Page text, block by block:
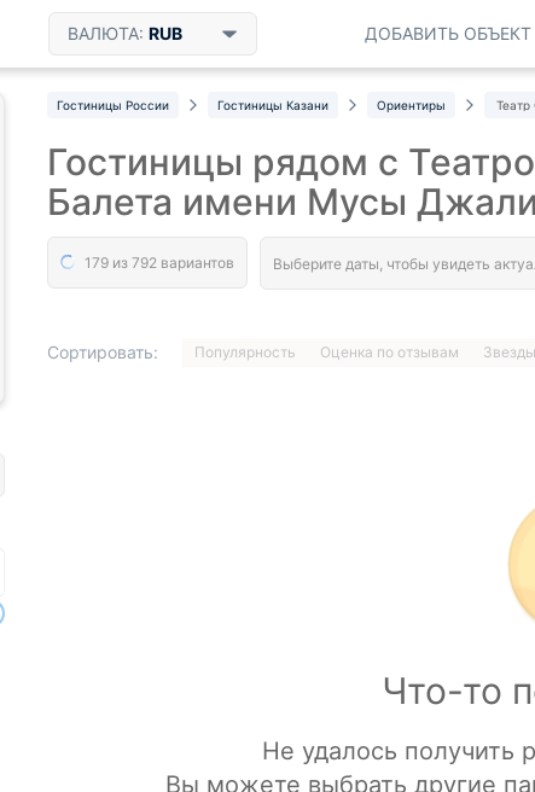
ВАЛЮТА: RUB ДОБАВИТЬ
Гостиницы России Гостиницы Казани Ориентиры
Гостиницы рядом с
Балета имени Мусы
Сортировать: Популярность Оценка по отзывам Звезды